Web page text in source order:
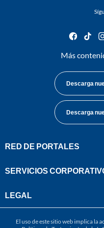
Más
Descarga
Descarga
RED DE PORTALES
SERVICIOS
LEGAL
El uso de este sitio web implica la